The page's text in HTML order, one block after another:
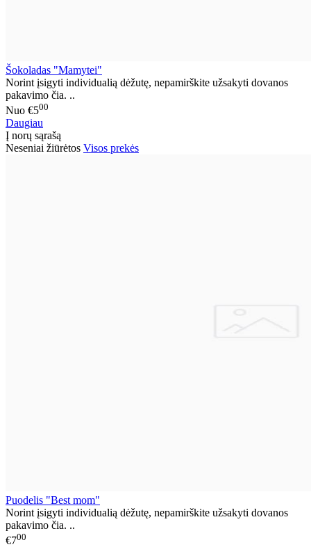
Šokoladas "Mamytei"
Norint įsigyti individualią dėžutę, nepamirškite užsakyti dovanos
pakavimo čia. ..
Nuo €500
Daugiau
Į norų sąrašą
Neseniai žiūrėtos Visos prekės
Puodelis "Best mom"
Norint įsigyti individualią dėžutę, nepamirškite užsakyti dovanos
pakavimo čia. ..
€700